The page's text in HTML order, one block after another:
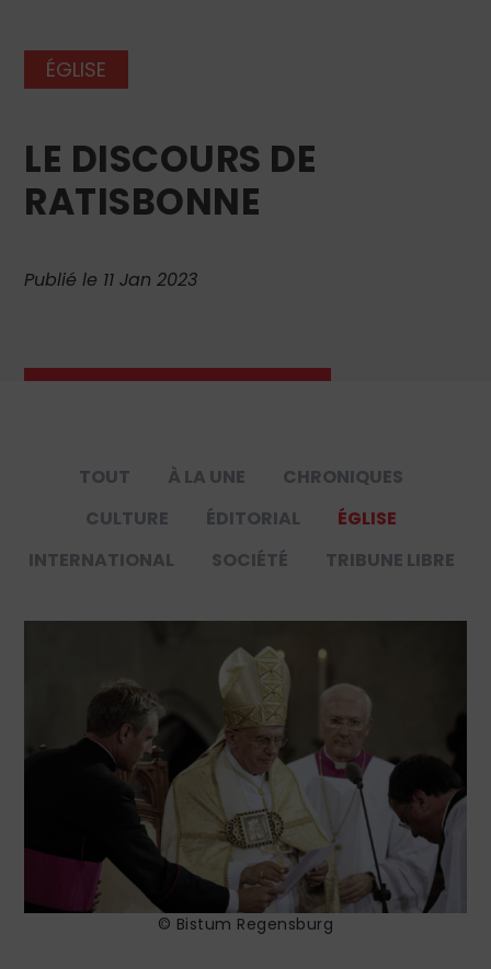
ÉGLISE
LE DISCOURS DE
RATISBONNE
Publié le 11 Jan 2023
TOUT À LA UNE
CHRONIQUES
CULTURE
ÉDITORIAL
ÉGLISE
INTERNATIONAL
SOCIÉTÉ TRIBUNE LIBRE
© Bistum Regensburg